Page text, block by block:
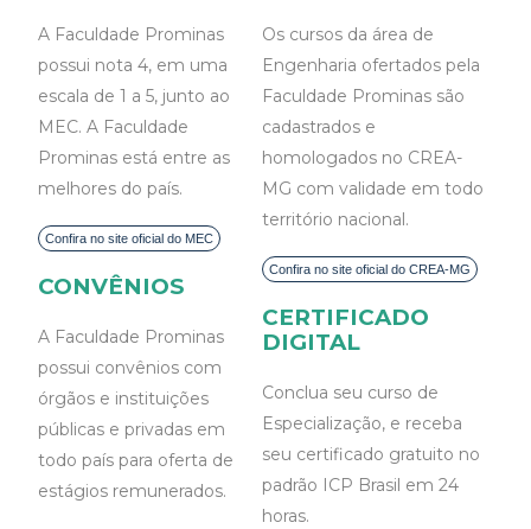
CONFIRA OS CURSOS
CONFIRA OS CURSOS
A Faculdade Prominas
possui nota 4, em uma
escala de 1 a 5, junto ao
MEC. A Faculdade
Prominas está entre as
melhores do país.
CONVÊNIOS
A Faculdade Prominas
possui convênios com
órgãos e instituições
públicas e privadas em
todo país para oferta de
estágios remunerados.
Os cursos da área de
Engenharia ofertados pela
Faculdade Prominas são
cadastrados e
homologados no CREA-
MG com validade em todo
território nacional.
CERTIFICADO
DIGITAL
Conclua seu curso de
Especialização, e receba
seu certificado gratuito no
padrão ICP Brasil em 24
horas.